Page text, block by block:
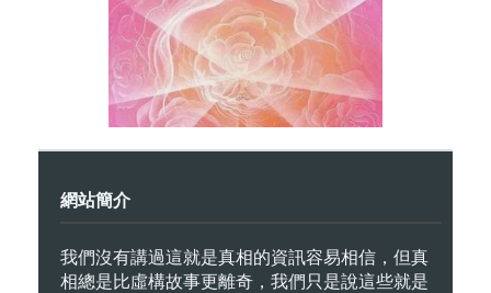
網站簡介
我們沒有講過這就是真相的資訊容易相信，但真
相總是比虛構故事更離奇，我們只是說這些就是